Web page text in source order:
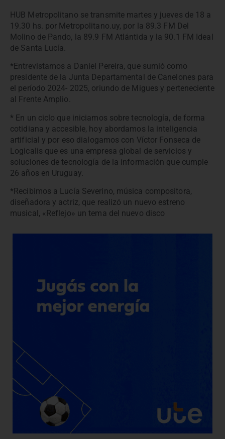
HUB Metropolitano se transmite martes y jueves de 18 a
19.30 hs. por Metropolitano.uy, por la 89.3 FM Del
Molino de Pando, la 89.9 FM Atlántida y la 90.1 FM Ideal
de Santa Lucía.
*Entrevistamos a Daniel Pereira, que sumió como
presidente de la Junta Departamental de Canelones para
el período 2024- 2025, oriundo de Migues y perteneciente
al Frente Amplio.
* En un ciclo que iniciamos sobre tecnología, de forma
cotidiana y accesible, hoy abordamos la inteligencia
artificial y por eso dialogamos con Víctor Fonseca de
Logicalis que es una empresa global de servicios y
soluciones de tecnología de la información que cumple
26 años en Uruguay.
*Recibimos a Lucía Severino, música compositora,
diseñadora y actriz, que realizó un nuevo estreno
musical, «Reflejo» un tema del nuevo disco